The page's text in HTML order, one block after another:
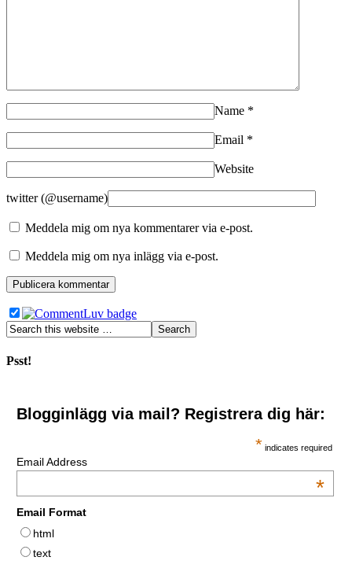
Name *
Email *
Website
twitter (@username)
Meddela mig om nya kommentarer via e-post.
Meddela mig om nya inlägg via e-post.
Psst!
Blogginlägg via mail? Registrera dig här:
* indicates required
Email Address
*
Email Format
html
text